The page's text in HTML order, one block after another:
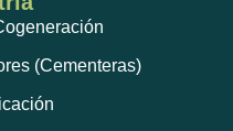
(Cementeras)